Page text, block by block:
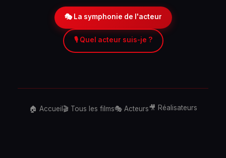
🎭 La symphonie de l'acteur
🎙️ Quel acteur suis-je ?
🏠 Accueil 🎬 Tous les films🎭 Acteurs🎥 Réalisateurs